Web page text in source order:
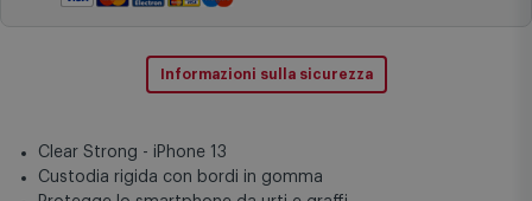
Informazioni sulla sicurezza
Clear Strong - iPhone 13
Custodia rigida con bordi in gomma